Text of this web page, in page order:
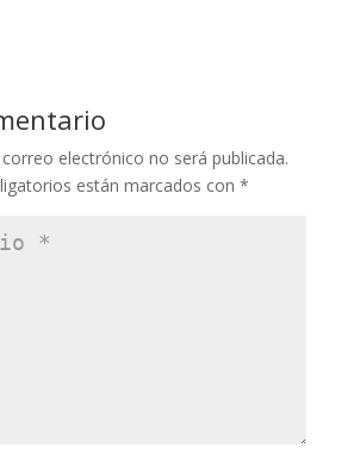
electrónico no será publicada.
están marcados con *